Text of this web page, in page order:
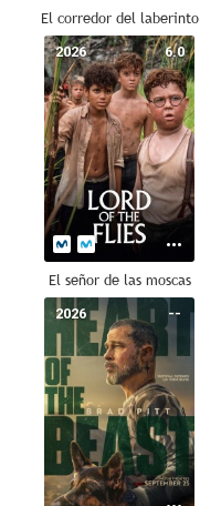
El corredor del laberinto
6.0
2026
El señor de las moscas
--
2026